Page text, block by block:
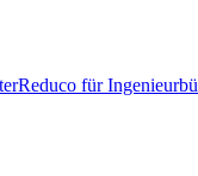
Reduco für